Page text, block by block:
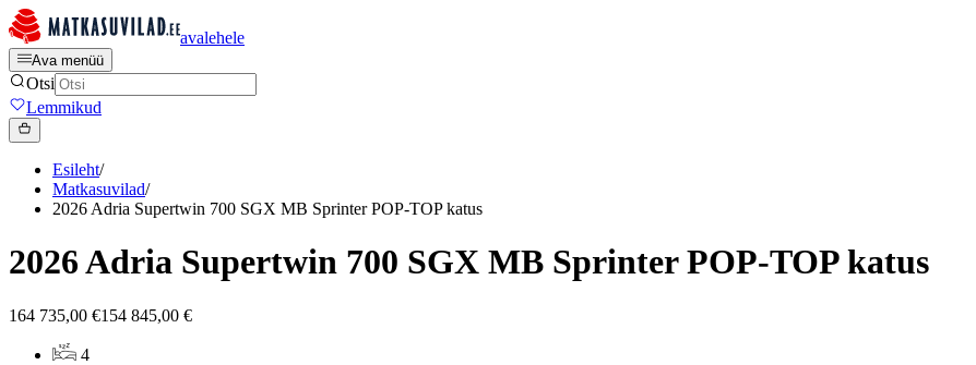
avalehele
Ava menüü
Otsi
Lemmikud
Esileht/
Matkasuvilad/
2026 Adria Supertwin 700 SGX MB Sprinter POP-TOP katus
2026 Adria Supertwin 700 SGX MB Sprinter POP-TOP katus
164 735,00 €154 845,00 €
4